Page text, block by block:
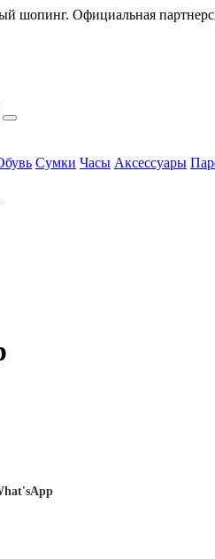
шопинг. Официальная
Сумки Часы Аксессуары